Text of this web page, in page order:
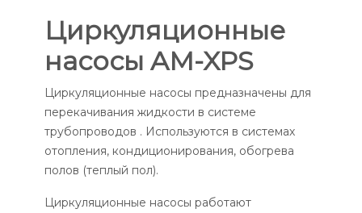
Циркуляционные
насосы AM-XPS
Циркуляционные насосы предназначены для
перекачивания жидкости в системе
трубопроводов . Используются в системах
отопления, кондиционирования, обогрева
полов (теплый пол).
Циркуляционные насосы работают